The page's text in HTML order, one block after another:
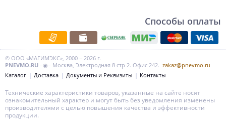
Способы оплаты
© ООО «МАГИМЭКС», 2000 – 2026 г.
PNEVMO.RU –◉– Москва, Электродная 8 стр 2. Офис 242. zakaz@pnevmo.ru
Каталог
Доставка Документы и Реквизиты Контакты
Технические характеристики товаров, указанные на сайте носят
ознакомительный характер и могут быть без уведомления изменены
производителями с целью повышения качества и эффективности
продукции.